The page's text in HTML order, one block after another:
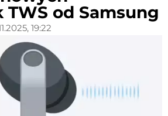
TWS od Samsung
19:22